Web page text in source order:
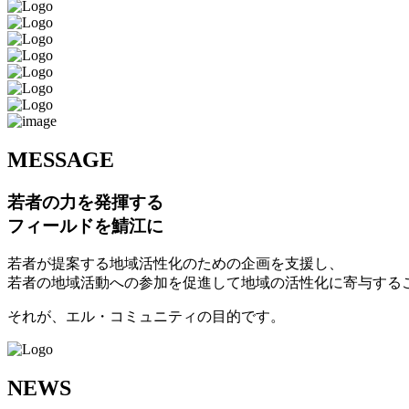
MESSAGE
若者の力を発揮する
フィールドを鯖江に
若者が提案する地域活性化のための企画を支援し、
若者の地域活動への参加を促進して地域の活性化に寄与する
それが、エル・コミュニティの目的です。
NEWS